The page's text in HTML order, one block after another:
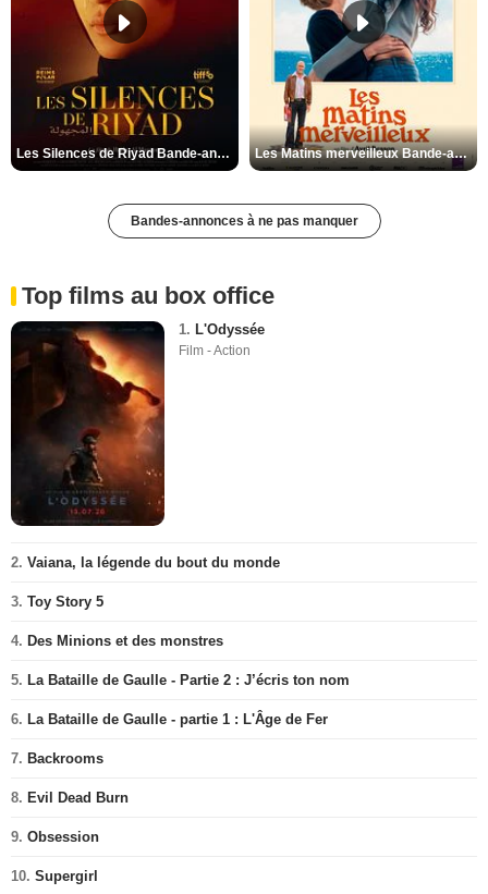
Les Silences de Riyad Bande-annonce VO STFR Les Matins merveilleux Bande-annonce VF
Bandes-annonces à ne pas manquer
Top films au box office
1. L'Odyssée
Film - Action
2. Vaiana, la légende du bout du monde
3. Toy Story 5
4. Des Minions et des monstres
5. La Bataille de Gaulle - Partie 2 : J’écris ton nom
6. La Bataille de Gaulle - partie 1 : L'Âge de Fer
7. Backrooms
8. Evil Dead Burn
9. Obsession
10. Supergirl